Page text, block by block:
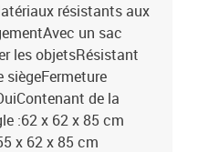
résistants aux
un sac
les objetsRésistant
siègeFermeture
de la
:62 x 62 x 85 cm
x 62 x 85 cm